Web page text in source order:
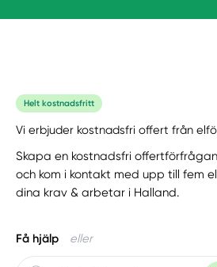
Helt kostnadsfritt
Vi erbjuder kostnadsfri offert från
Skapa en kostnadsfri
och kom i kontakt med upp till fem
dina krav & arbetar i Halland.
Få hjälp eller